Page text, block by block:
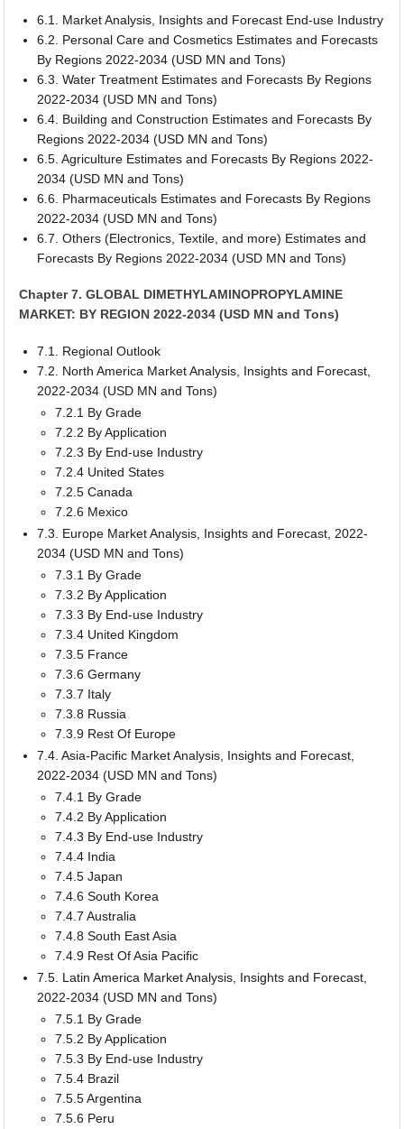
6.1. Market Analysis, Insights and Forecast End-use Industry
6.2. Personal Care and Cosmetics Estimates and Forecasts
By Regions 2022-2034 (USD MN and Tons)
6.3. Water Treatment Estimates and Forecasts By Regions
2022-2034 (USD MN and Tons)
6.4. Building and Construction Estimates and Forecasts By
Regions 2022-2034 (USD MN and Tons)
6.5. Agriculture Estimates and Forecasts By Regions 2022-
2034 (USD MN and Tons)
6.6. Pharmaceuticals Estimates and Forecasts By Regions
2022-2034 (USD MN and Tons)
6.7. Others (Electronics, Textile, and more) Estimates and
Forecasts By Regions 2022-2034 (USD MN and Tons)
Chapter 7. GLOBAL DIMETHYLAMINOPROPYLAMINE
MARKET: BY REGION 2022-2034 (USD MN and Tons)
7.1. Regional Outlook
7.2. North America Market Analysis, Insights and Forecast,
2022-2034 (USD MN and Tons)
7.2.1 By Grade
7.2.2 By Application
7.2.3 By End-use Industry
7.2.4 United States
7.2.5 Canada
7.2.6 Mexico
7.3. Europe Market Analysis, Insights and Forecast, 2022-
2034 (USD MN and Tons)
7.3.1 By Grade
7.3.2 By Application
7.3.3 By End-use Industry
7.3.4 United Kingdom
7.3.5 France
7.3.6 Germany
7.3.7 Italy
7.3.8 Russia
7.3.9 Rest Of Europe
7.4. Asia-Pacific Market Analysis, Insights and Forecast,
2022-2034 (USD MN and Tons)
7.4.1 By Grade
7.4.2 By Application
7.4.3 By End-use Industry
7.4.4 India
7.4.5 Japan
7.4.6 South Korea
7.4.7 Australia
7.4.8 South East Asia
7.4.9 Rest Of Asia Pacific
7.5. Latin America Market Analysis, Insights and Forecast,
2022-2034 (USD MN and Tons)
7.5.1 By Grade
7.5.2 By Application
7.5.3 By End-use Industry
7.5.4 Brazil
7.5.5 Argentina
7.5.6 Peru